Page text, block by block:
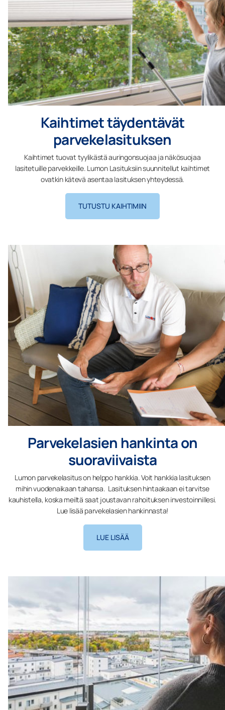
Kaihtimet täydentävät
parvekelasituksen
Kaihtimet tuovat tyylikästä auringonsuojaa ja näkösuojaa
lasitetuille parvekkeille. Lumon Lasituksiin suunnitellut kaihtimet
ovatkin kätevä asentaa lasituksen yhteydessä.
TUTUSTU KAIHTIMIIN
Parvekelasien hankinta on
suoraviivaista
Lumon parvekelasitus on helppo hankkia. Voit hankkia lasituksen
mihin vuodenaikaan tahansa. Lasituksen hintaakaan ei tarvitse
kauhistella, koska meiltä saat joustavan rahoituksen investoinnillesi.
Lue lisää parvekelasien hankinnasta!
LUE LISÄÄ